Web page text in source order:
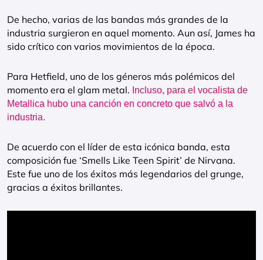
De hecho, varias de las bandas más grandes de la
industria surgieron en aquel momento. Aun así, James ha
sido crítico con varios movimientos de la época.
Para Hetfield, uno de los géneros más polémicos del
momento era el glam metal. Incluso, para el vocalista de
Metallica hubo una canción en concreto que salvó a la
industria.
De acuerdo con el líder de esta icónica banda, esta
composición fue ‘Smells Like Teen Spirit’ de Nirvana.
Este fue uno de los éxitos más legendarios del grunge,
gracias a éxitos brillantes.